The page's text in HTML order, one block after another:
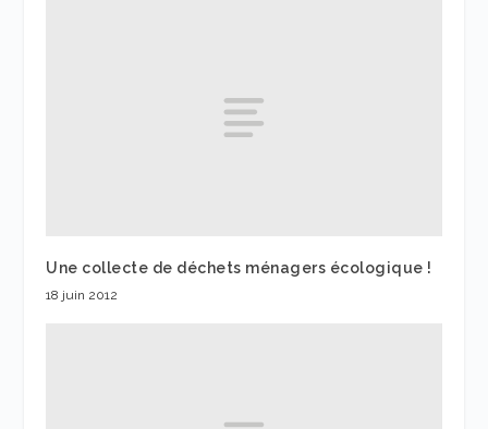
Une collecte de déchets ménagers écologique !
18 juin 2012